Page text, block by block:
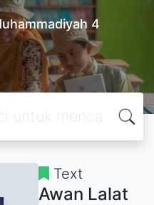
4
Text
Awan Lalat